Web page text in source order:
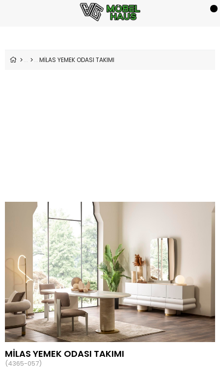
MİLAS YEMEK ODASI TAKIMI
MİLAS YEMEK ODASI TAKIMI
(4365-057)